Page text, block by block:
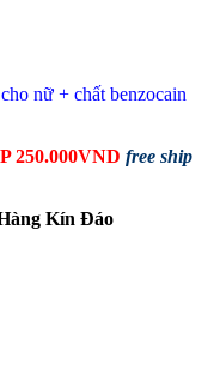
nữ + chất benzocain
250.000VND free ship
Kín Đáo